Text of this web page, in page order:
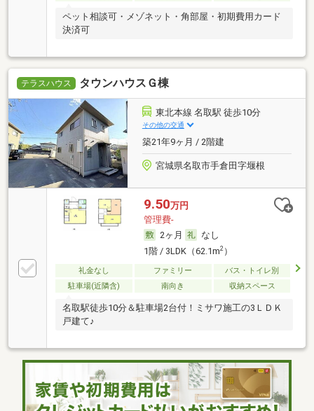
ペット相談可・メゾネット・角部屋・初期費用カード
決済可
テラスハウス タウンハウスＧ棟
東北本線 名取駅 徒歩10分
その他の交通
築21年9ヶ月 / 2階建
宮城県名取市手倉田字堰根
9.50万円
管理費-
2ヶ月
なし
1階 / 3LDK（62.1m2）
礼金なし ファミリー
バス・トイレ別
駐車場(近隣含)
南向き 収納スペース
名取駅徒歩10分＆駐車場2台付！ミサワ施工の3ＬＤＫ
戸建て♪